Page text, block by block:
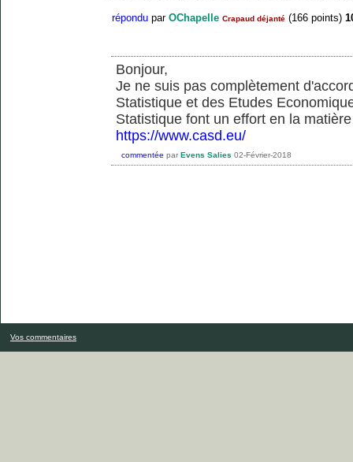
répondu par OChapelle Crapaud déjanté (166 points)
Bonjour,
Je ne suis pas complètement
Statistique et des Etudes
Statistique font un effort en la
https://www.casd.eu/
commentée par Evens Salies 02-Février-2018
Vos commentaires